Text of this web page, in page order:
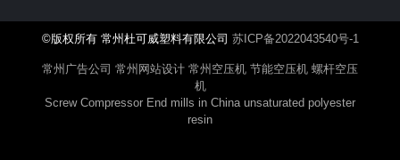
©️版权所有 常州杜可威塑料有限公司 苏ICP备2022043540号-1
常州广告公司 常州网站设计 常州空压机 节能空压机 螺杆空压
机
Screw Compressor End mills in China unsaturated polyester
resin